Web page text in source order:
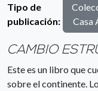
Tipo de
publicación:
Casa
CAMBIO
Este es un libro que
sobre el continente.